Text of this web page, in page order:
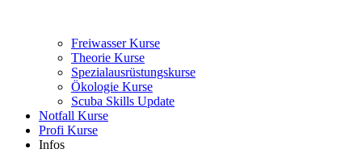
Freiwasser Kurse
Theorie Kurse
Spezialausrüstungskurse
Ökologie Kurse
Scuba Skills Update
Notfall Kurse
Profi Kurse
Infos